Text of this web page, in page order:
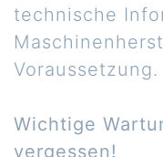
technische
Voraussetzung.
Wichtige
vergessen!